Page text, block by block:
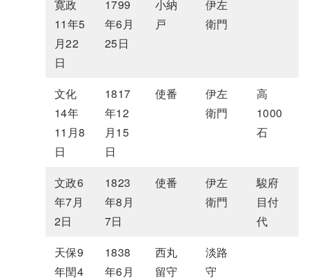
寛政
11年5
月22
日
1799
年6月
25日
小納
戸
伊左
衛門
文化
14年
11月8
日
1817
年12
月15
日
使番
伊左
衛門
高
1000
石
文政6
年7月
2日
1823
年8月
7日
使番
伊左
衛門
駿府
目付
代
天保9
年閏4
1838
年6月
西丸
留守
淡路
守